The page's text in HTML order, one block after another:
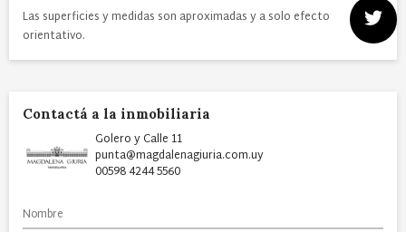
Las superficies y medidas son aproximadas y a solo efecto
orientativo.
Contactá a la inmobiliaria
Golero y Calle 11
punta@magdalenagiuria.com.uy
00598 4244 5560